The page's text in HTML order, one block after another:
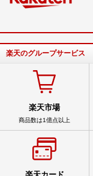
楽天のグループサービス
楽天市場
商品数は1億点以上